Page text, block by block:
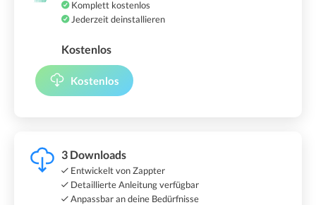
Komplett kostenlos
Jederzeit deinstallieren
Kostenlos
Kostenlos
3 Downloads
Entwickelt von Zappter
Detaillierte Anleitung verfügbar
Anpassbar an deine Bedürfnisse